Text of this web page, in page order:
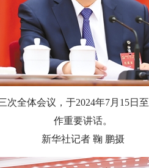
次全体会议，于2024年7月15日
作重要讲话。
新华社记者 鞠 鹏摄